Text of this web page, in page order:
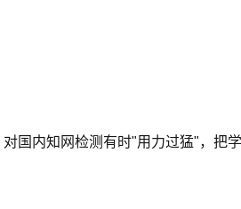
国内知网检测有时"用力过猛"，把